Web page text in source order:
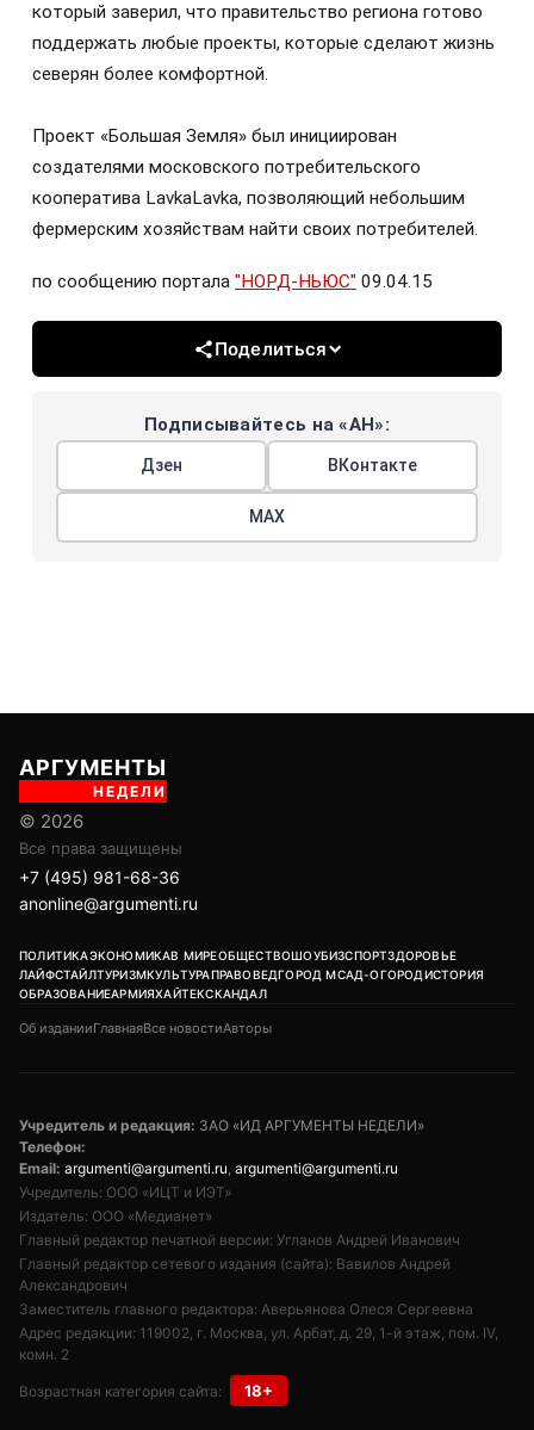
который заверил, что правительство региона готово
поддержать любые проекты, которые сделают жизнь
северян более комфортной.
Проект «Большая Земля» был инициирован
создателями московского потребительского
кооператива LavkaLavka, позволяющий небольшим
фермерским хозяйствам найти своих потребителей.
по сообщению портала "НОРД-НЬЮС" 09.04.15
Поделиться
Подписывайтесь на «АН»:
Дзен ВКонтакте
МАХ
АРГУМЕНТЫ
НЕДЕЛИ
© 2026
Все права защищены
+7 (495) 981-68-36
anonline@argumenti.ru
ПОЛИТИКАЭКОНОМИКАВ МИРЕОБЩЕСТВОШОУБИЗСПОРТЗДОРОВЬЕ
ЛАЙФСТАЙЛТУРИЗМКУЛЬТУРАПРАВОВЕДГОРОД МСАД-ОГОРОДИСТОРИЯ
ОБРАЗОВАНИЕАРМИЯХАЙТЕКСКАНДАЛ
Об изданииГлавнаяВсе новостиАвторы
Учредитель и редакция: ЗАО «ИД АРГУМЕНТЫ НЕДЕЛИ»
Телефон:
Email: argumenti@argumenti.ru, argumenti@argumenti.ru
Учредитель: ООО «ИЦТ и ИЭТ»
Издатель: ООО «Медианет»
Главный редактор печатной версии: Угланов Андрей Иванович
Главный редактор сетевого издания (сайта): Вавилов Андрей
Александрович
Заместитель главного редактора: Аверьянова Олеся Сергеевна
Адрес редакции: 119002, г. Москва, ул. Арбат, д. 29, 1-й этаж, пом. IV,
комн. 2
Возрастная категория сайта: 18+